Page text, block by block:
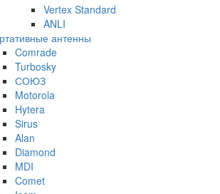
Vertex Standard
ANLI
антенны
Comrade
Turbosky
СОЮЗ
Motorola
Hytera
Sirus
Alan
Diamond
MDI
Comet